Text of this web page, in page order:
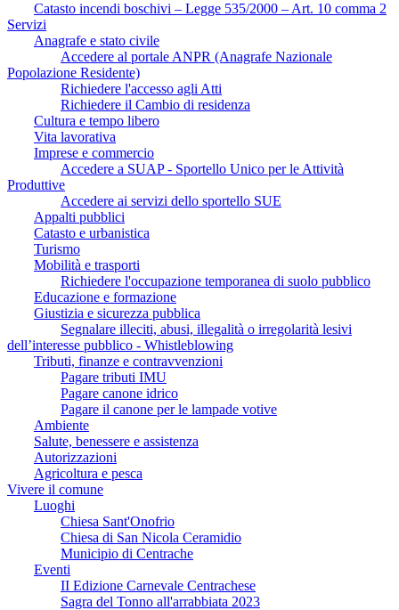
Catasto incendi boschivi – Legge 535/2000 – Art. 10 comma 2
Servizi
Anagrafe e stato civile
Accedere al portale ANPR (Anagrafe Nazionale
Popolazione Residente)
Richiedere l'accesso agli Atti
Richiedere il Cambio di residenza
Cultura e tempo libero
Vita lavorativa
Imprese e commercio
Accedere a SUAP - Sportello Unico per le Attività
Produttive
Accedere ai servizi dello sportello SUE
Appalti pubblici
Catasto e urbanistica
Turismo
Mobilità e trasporti
Richiedere l'occupazione temporanea di suolo pubblico
Educazione e formazione
Giustizia e sicurezza pubblica
Segnalare illeciti, abusi, illegalità o irregolarità lesivi
dell’interesse pubblico - Whistleblowing
Tributi, finanze e contravvenzioni
Pagare tributi IMU
Pagare canone idrico
Pagare il canone per le lampade votive
Ambiente
Salute, benessere e assistenza
Autorizzazioni
Agricoltura e pesca
Vivere il comune
Luoghi
Chiesa Sant'Onofrio
Chiesa di San Nicola Ceramidio
Municipio di Centrache
Eventi
II Edizione Carnevale Centrachese
Sagra del Tonno all'arrabbiata 2023